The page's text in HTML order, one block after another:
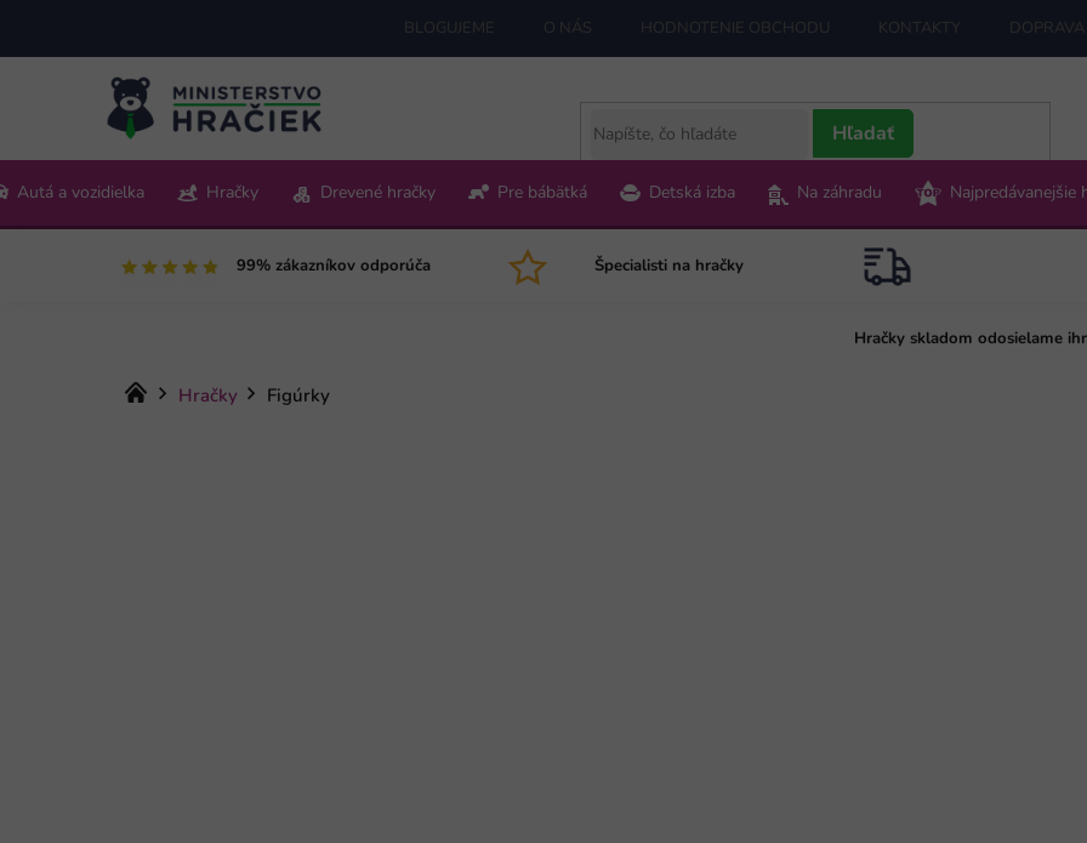
obsah
BLOGUJEME O NÁS HODNOTENIE OBCHODU KONTAKTY
Pon-Pia 9:00-15:00
Hľadať
Autá a vozidielka Hračky Drevené hračky Pre bábätká Detská izba Na záhradu Najpredávanejšie
99% zákazníkov odporúča Špecialisti na hračky
Hračky skladom odosielame
Domov
Hračky Figúrky